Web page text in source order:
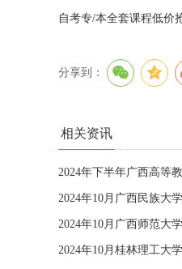
自考专/本全套课程低价
分享到：
相关资讯
2024年下半年广西高等
2024年10月广西民族大
2024年10月广西师范大
2024年10月桂林理工大